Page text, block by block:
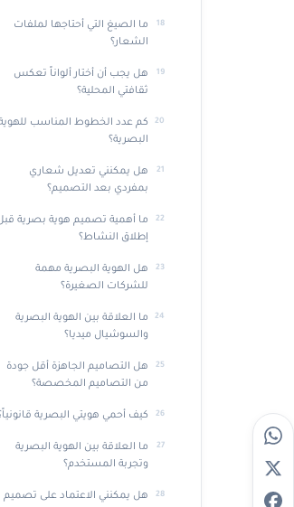
ما الصيغ التي أحتاجها لملفات
الشعار؟
هل يجب أن أختار ألواناً تعكس
ثقافتي المحلية؟
كم عدد الخطوط المناسب
البصرية؟
هل يمكنني تعديل شعاري
بمفردي بعد التصميم؟
ما أهمية تصميم هوية بصرية
إطلاق النشاط؟
هل الهوية البصرية مهمة
للشركات الصغيرة؟
ما العلاقة بين الهوية البصرية
والسوشيال ميديا؟
هل التصاميم الجاهزة أقل جودة
من التصاميم المخصصة؟
كيف أحمي هويتي البصرية
ما العلاقة بين الهوية البصرية
وتجربة المستخدم؟
هل يمكنني الاعتماد على تصميم